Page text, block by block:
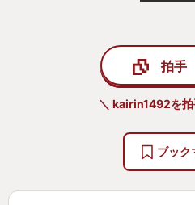
拍手
＼ kairin1492を拍
ブック